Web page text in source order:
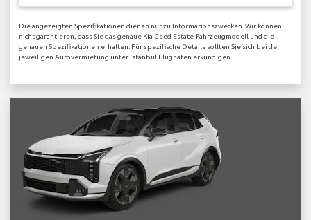
Die angezeigten Spezifikationen dienen nur zu Informationszwecken. Wir können
nicht garantieren, dass Sie das genaue Kia Ceed Estate-Fahrzeugmodell und die
genauen Spezifikationen erhalten. Für spezifische Details sollten Sie sich bei der
jeweiligen Autovermietung unter Istanbul Flughafen erkundigen.